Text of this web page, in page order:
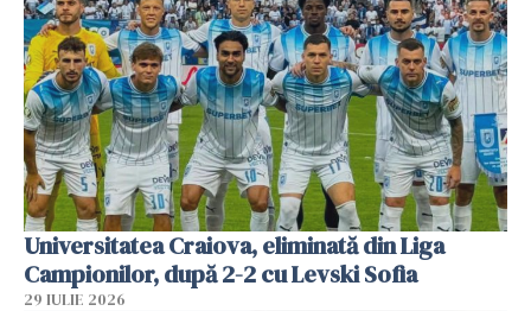
Universitatea Craiova, eliminată din Liga
Campionilor, după 2-2 cu Levski Sofia
29 IULIE 2026